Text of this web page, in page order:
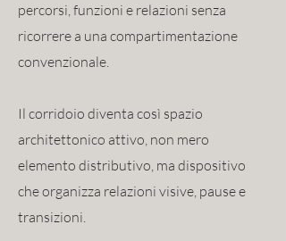
percorsi, funzioni e relazioni senza
ricorrere a una compartimentazione
convenzionale.
Il corridoio diventa così spazio
architettonico attivo, non mero
elemento distributivo, ma dispositivo
che organizza relazioni visive, pause e
transizioni.